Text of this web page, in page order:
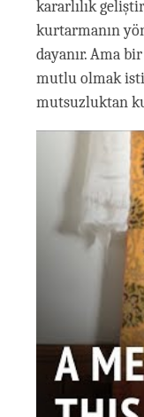
kararlılık
kurtarmanın
dayanır. Ama
mutlu olmak
mutsuzluktan